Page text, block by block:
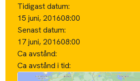
Tidigast datum:
15 juni, 201608:00
Senast datum:
17 juni, 201608:00
Ca avstånd:
Ca avstånd i tid: